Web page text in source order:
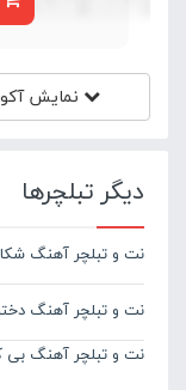
دیگر تبلچرها
نت و تبلچر آهنگ
نت و تبلچر آهنگ
نت و تبلچر آهنگ